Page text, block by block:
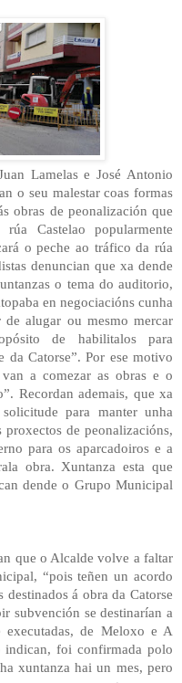
Lamelas e José Antonio
o seu malestar coas formas
obras de peonalización que
Castelao popularmente
o peche ao tráfico da rúa
denuncian que xa dende
o tema do auditorio,
en negociacións cunha
alugar ou mesmo mercar
de habilitalos para
da Catorse”. Por ese motivo
a comezar as obras e o
Recordan ademais, que xa
para manter unha
de peonalizacións,
para os aparcadoiros e a
obra. Xuntanza esta que
dende o Grupo Municipal
que o Alcalde volve a faltar
“pois teñen un acordo
á obra da Catorse
subvención se destinarían a
executadas, de Meloxo e A
indican, foi confirmada polo
xuntanza hai un mes, pero